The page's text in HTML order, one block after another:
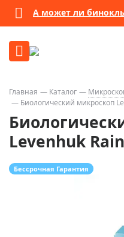
А может ли бинокль
Главная Каталог
Биологический микроскоп
Levenhuk
Бессрочная Гарантия